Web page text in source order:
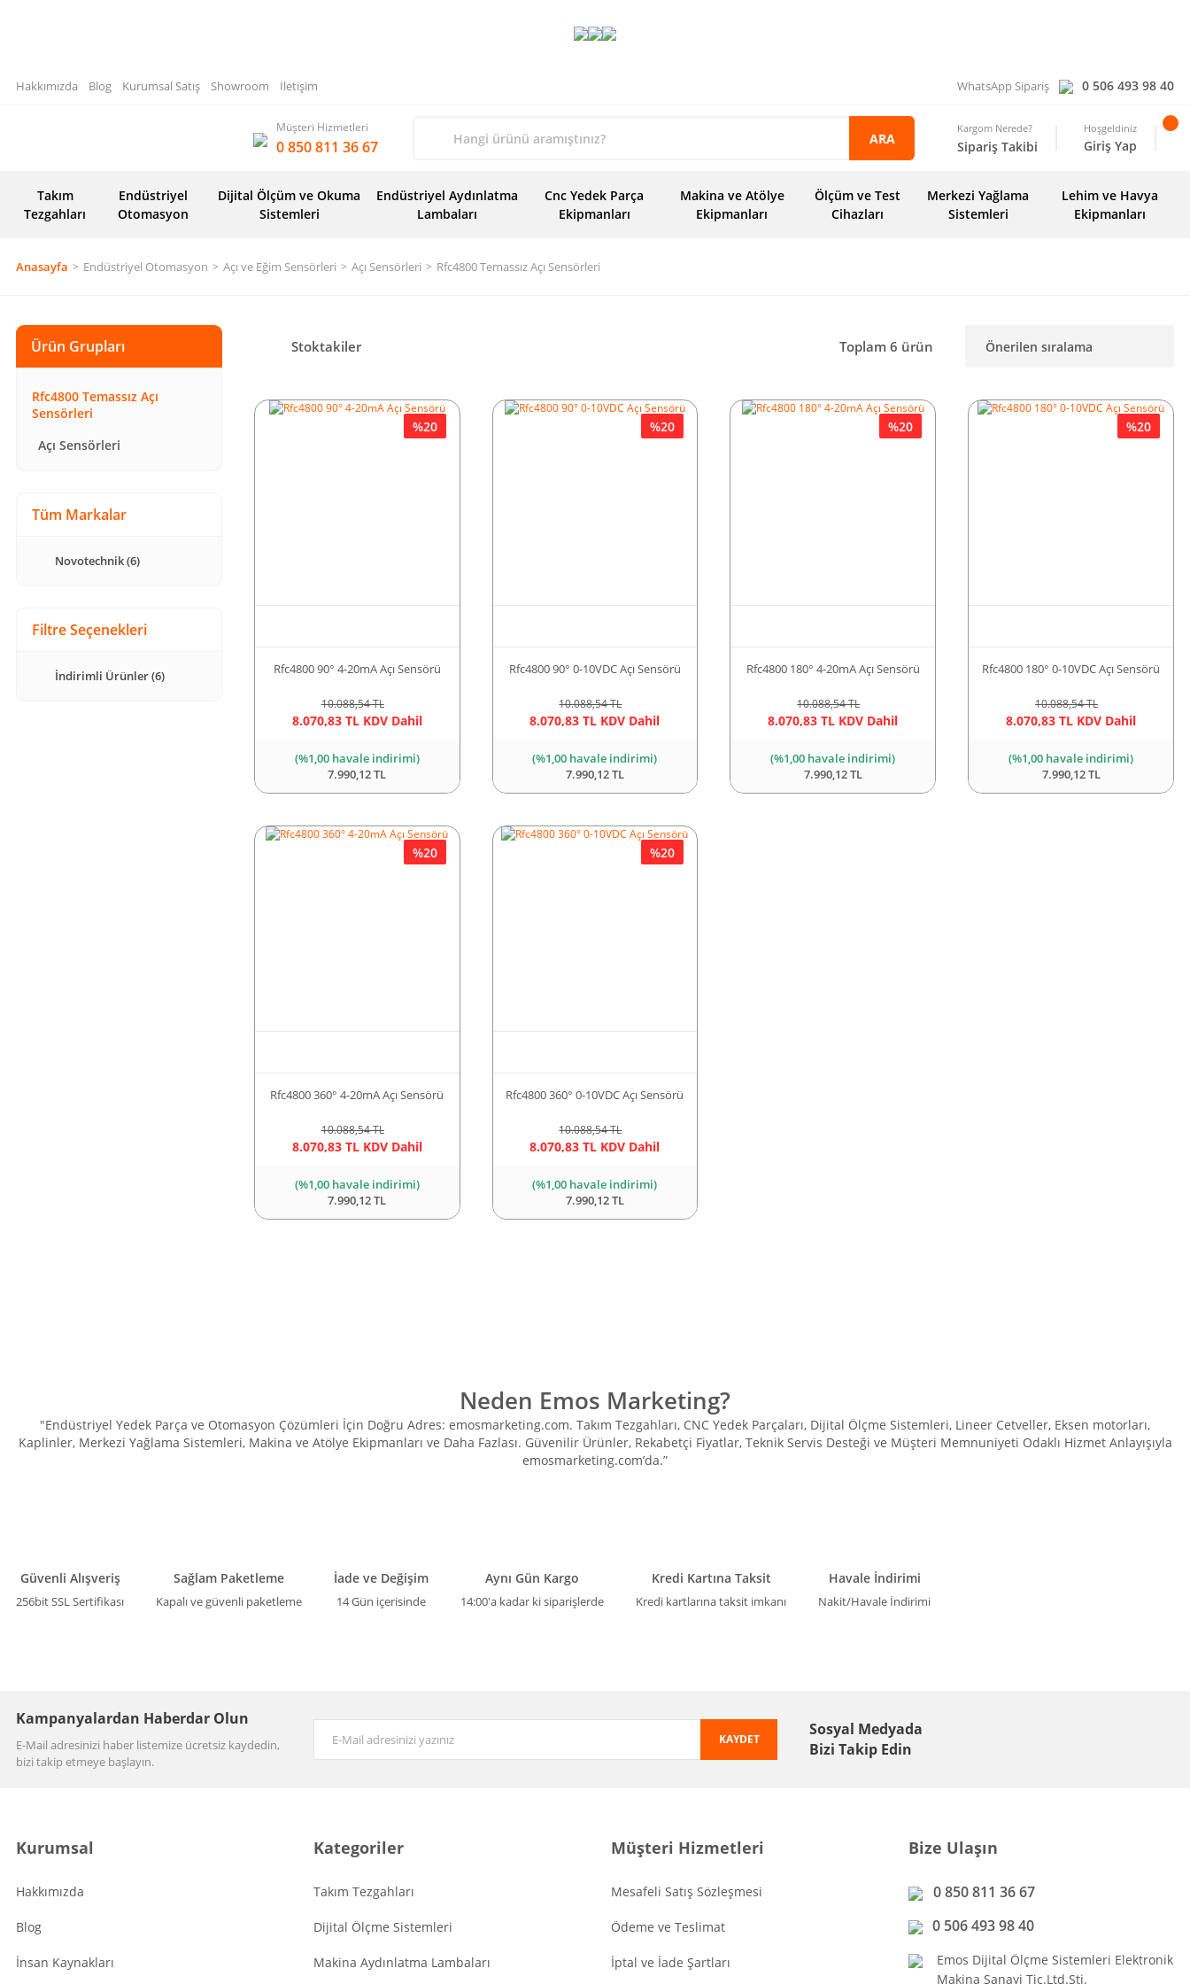
Hakkımızda Blog Kurumsal Satış Showroom İletişim WhatsApp Sipariş 0 506 493 98 40
Müşteri Hizmetleri
0 850 811 36 67 ARA
Kargom Nerede?
Sipariş Takibi
Hoşgeldiniz
Giriş Yap
Takım
Tezgahları
Endüstriyel
Otomasyon
Dijital Ölçüm ve Okuma
Sistemleri
Endüstriyel Aydınlatma
Lambaları
Cnc Yedek Parça
Ekipmanları
Makina ve Atölye
Ekipmanları
Ölçüm ve Test
Cihazları
Merkezi Yağlama
Sistemleri
Lehim ve Havya
Ekipmanları
Anasayfa Endüstriyel Otomasyon Açı ve Eğim Sensörleri Açı Sensörleri Rfc4800 Temassız Açı Sensörleri
Ürün Grupları
Rfc4800 Temassız Açı
Sensörleri
Açı Sensörleri
Tüm Markalar
Novotechnik (6)
Filtre Seçenekleri
İndirimli Ürünler (6)
Stoktakiler Toplam 6 ürün
Rfc4800 90° 4-20mA Açı Sensörü
10.088,54 TL
8.070,83 TL KDV Dahil
%20
(%1,00 havale indirimi)
7.990,12 TL
Rfc4800 90° 0-10VDC Açı Sensörü
10.088,54 TL
8.070,83 TL KDV Dahil
%20
(%1,00 havale indirimi)
7.990,12 TL
Rfc4800 180° 4-20mA Açı Sensörü
10.088,54 TL
8.070,83 TL KDV Dahil
%20
(%1,00 havale indirimi)
7.990,12 TL
Rfc4800 180° 0-10VDC Açı Sensörü
10.088,54 TL
8.070,83 TL KDV Dahil
%20
(%1,00 havale indirimi)
7.990,12 TL
Rfc4800 360° 4-20mA Açı Sensörü
10.088,54 TL
8.070,83 TL KDV Dahil
%20
(%1,00 havale indirimi)
7.990,12 TL
Rfc4800 360° 0-10VDC Açı Sensörü
10.088,54 TL
8.070,83 TL KDV Dahil
%20
(%1,00 havale indirimi)
7.990,12 TL
Neden Emos Marketing?
"Endüstriyel Yedek Parça ve Otomasyon Çözümleri İçin Doğru Adres: emosmarketing.com. Takım Tezgahları, CNC Yedek Parçaları, Dijital Ölçme Sistemleri, Lineer Cetveller, Eksen motorları,
Kaplinler, Merkezi Yağlama Sistemleri, Makina ve Atölye Ekipmanları ve Daha Fazlası. Güvenilir Ürünler, Rekabetçi Fiyatlar, Teknik Servis Desteği ve Müşteri Memnuniyeti Odaklı Hizmet Anlayışıyla
emosmarketing.com’da.”
Güvenli Alışveriş
256bit SSL Sertifikası
Sağlam Paketleme
Kapalı ve güvenli paketleme
İade ve Değişim
14 Gün içerisinde
Aynı Gün Kargo
14:00'a kadar ki siparişlerde
Kredi Kartına Taksit
Kredi kartlarına taksit imkanı
Havale İndirimi
Nakit/Havale İndirimi
Kampanyalardan Haberdar Olun
E-Mail adresinizi haber listemize ücretsiz kaydedin,
bizi takip etmeye başlayın.
KAYDET
Sosyal Medyada
Bizi Takip Edin
Kurumsal
Hakkımızda
Blog
İnsan Kaynakları
Kategoriler
Takım Tezgahları
Dijital Ölçme Sistemleri
Makina Aydınlatma Lambaları
Müşteri Hizmetleri
Mesafeli Satış Sözleşmesi
Ödeme ve Teslimat
İptal ve İade Şartları
Bize Ulaşın
0 850 811 36 67
0 506 493 98 40
Emos Dijital Ölçme Sistemleri Elektronik
Makina Sanayi Tic.Ltd.Şti.